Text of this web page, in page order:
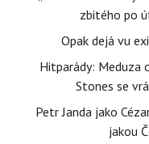
zbitého po
Opak dejá vu
Hitparády: Meduza
Stones se
Petr Janda jako
jakou